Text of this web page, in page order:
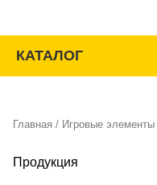
содержимому
КАТАЛОГ
Главная / Игровые элементы
Продукция